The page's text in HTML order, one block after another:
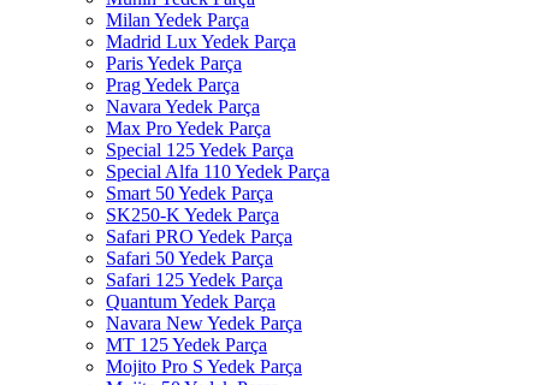
Milan Yedek Parça
Madrid Lux Yedek Parça
Paris Yedek Parça
Prag Yedek Parça
Navara Yedek Parça
Max Pro Yedek Parça
Special 125 Yedek Parça
Special Alfa 110 Yedek Parça
Smart 50 Yedek Parça
SK250-K Yedek Parça
Safari PRO Yedek Parça
Safari 50 Yedek Parça
Safari 125 Yedek Parça
Quantum Yedek Parça
Navara New Yedek Parça
MT 125 Yedek Parça
Mojito Pro S Yedek Parça